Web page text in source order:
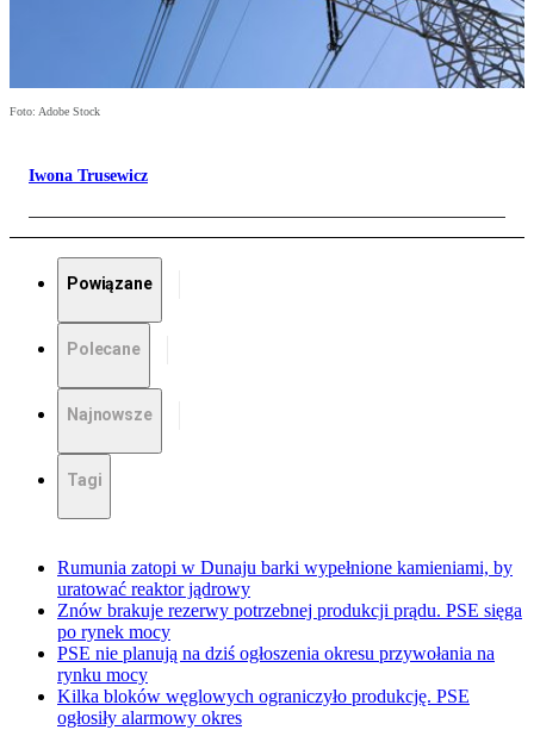
Foto: Adobe Stock
Iwona Trusewicz
Powiązane
Polecane
Najnowsze
Tagi
Rumunia zatopi w Dunaju barki wypełnione kamieniami, by
uratować reaktor jądrowy
Znów brakuje rezerwy potrzebnej produkcji prądu. PSE sięga
po rynek mocy
PSE nie planują na dziś ogłoszenia okresu przywołania na
rynku mocy
Kilka bloków węglowych ograniczyło produkcję. PSE
ogłosiły alarmowy okres